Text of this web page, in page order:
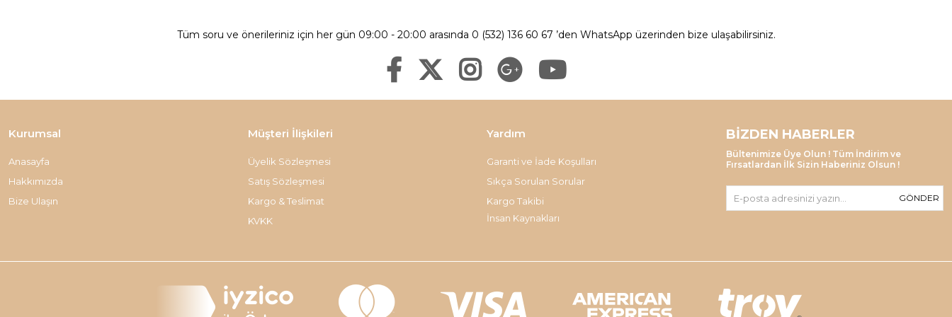
Tüm soru ve önerileriniz için her gün 09:00 - 20:00 arasında 0 (532) 136 60 67 ’den WhatsApp üzerinden bize ulaşabilirsiniz.
Kurumsal
Anasayfa
Hakkımızda
Bize Ulaşın
Müşteri İlişkileri
Üyelik Sözleşmesi
Satış Sözleşmesi
Kargo & Teslimat
KVKK
Yardım
Garanti ve İade Koşulları
Sıkça Sorulan Sorular
Kargo Takibi
İnsan Kaynakları
BIZDEN HABERLER
Bültenimize Üye Olun ! Tüm İndirim ve
Fırsatlardan İlk Sizin Haberiniz Olsun !
GÖNDER